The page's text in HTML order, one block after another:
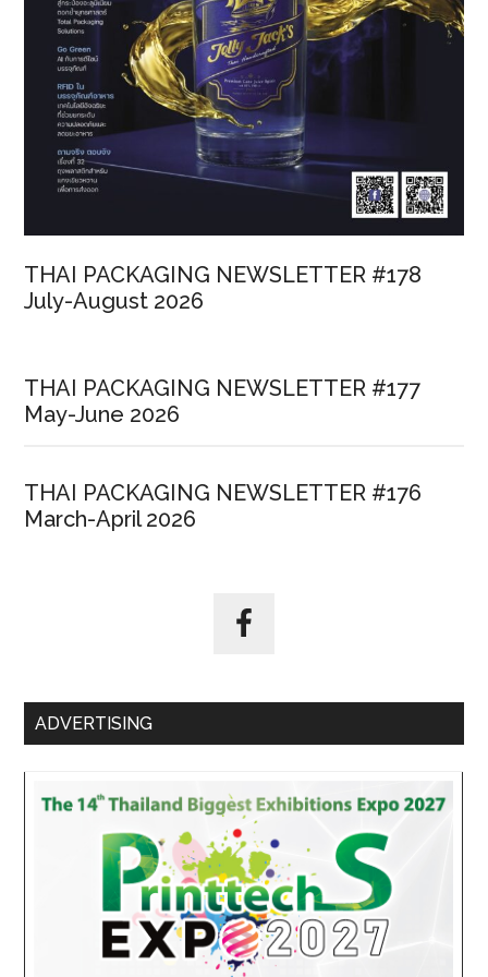
THAI PACKAGING NEWSLETTER #178
July-August 2026
THAI PACKAGING NEWSLETTER #177
May-June 2026
THAI PACKAGING NEWSLETTER #176
March-April 2026
ADVERTISING